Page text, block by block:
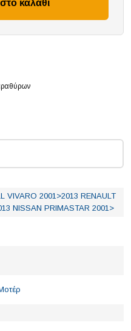
καλάθι
VIVARO 2001>2013 RENAULT
NISSAN PRIMASTAR 2001>